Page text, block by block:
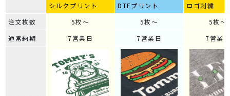
シルクプリント DTFプリント
ロゴ刺繍
注文枚数
5枚～ 5枚～
5枚～
通常納期
7営業日 7営業日 7営業